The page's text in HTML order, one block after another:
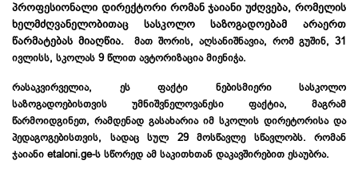
პროფესიონალი დირექტორი რომან ჯაიანი უძღვება, რომელის
ხელმძღვანელობითაც სასკოლო საზოგადოებამ არაერთ
წარმატებას მიაღწია.მათ შორის, აღსანიშნავია, რომ გუშინ, 31
ივლისს, სკოლას 9 წლით ავტორიზაცია მიენიჭა.
რასაკვირველია, ეს ფაქტი ნებისმიერი სასკოლო
საზოგადოებისთვის უმნიშვნელოვანესი ფაქტია, მაგრამ
წარმოიდგინეთ, რამდენად გასახარია იმ სკოლის დირეტორისადა
პედაგოგებისთვის, სადაც სულ 29 მოსწავლე სწავლობს. რომან
ჯაიანი etaloni.ge-ს სწორედ ამ საკითხთან დაკავშირებით ესაუბრა.